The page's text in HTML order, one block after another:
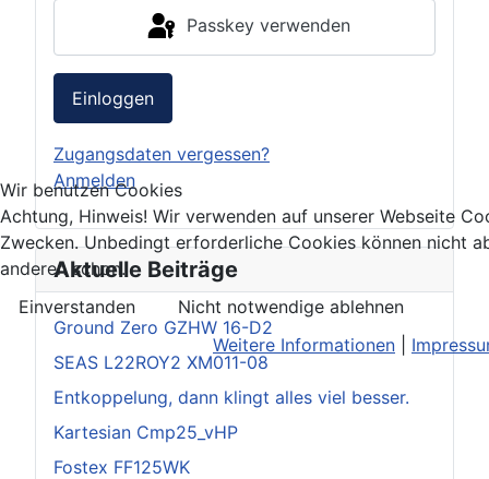
Passkey verwenden
Einloggen
Zugangsdaten vergessen?
Anmelden
Aktuelle Beiträge
Ground Zero GZHW 16-D2
SEAS L22ROY2 XM011-08
Entkoppelung, dann klingt alles viel besser.
Kartesian Cmp25_vHP
Fostex FF125WK
Wir benutzen Cookies
Achtung, Hinweis! Wir verwenden auf unserer Webseite
Zwecken. Unbedingt erforderliche Cookies können nicht
anderen schon.
Einverstanden
Nicht notwendige ablehnen
Weitere Informationen